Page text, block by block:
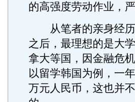
的高强度劳动作业，
从笔者的亲身经历
之后，最理想的是大
拿大等国，因金融危
以留学韩国为例，一
万元人民币，这也并